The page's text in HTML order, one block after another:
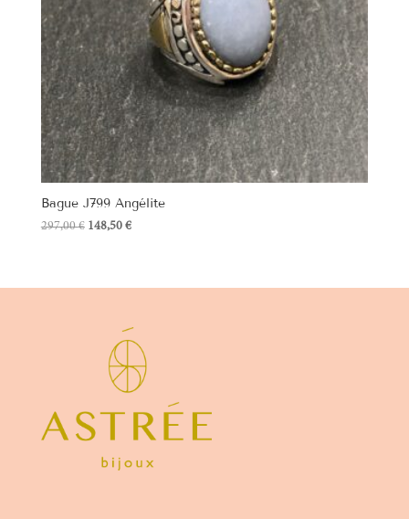
Bague J799 Angélite
297,00€ Le
était :
148,50 €Le
est :